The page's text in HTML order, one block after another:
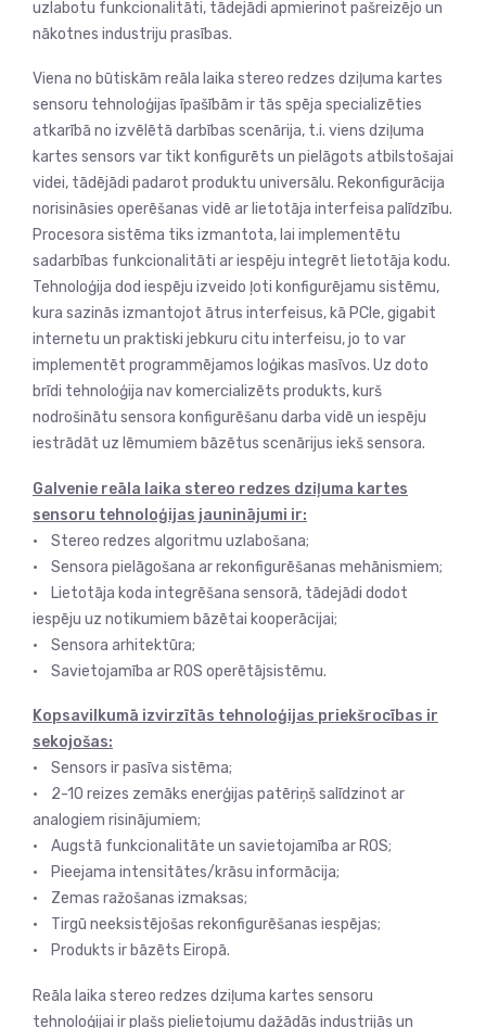
uzlabotu funkcionalitāti, tādejādi apmierinot pašreizējo un
nākotnes industriju prasības.
Viena no būtiskām reāla laika stereo redzes dziļuma kartes
sensoru tehnoloģijas īpašībām ir tās spēja specializēties
atkarībā no izvēlētā darbības scenārija, t.i. viens dziļuma
kartes sensors var tikt konfigurēts un pielāgots atbilstošajai
videi, tādējādi padarot produktu universālu. Rekonfigurācija
norisināsies operēšanas vidē ar lietotāja interfeisa palīdzību.
Procesora sistēma tiks izmantota, lai implementētu
sadarbības funkcionalitāti ar iespēju integrēt lietotāja kodu.
Tehnoloģija dod iespēju izveido ļoti konfigurējamu sistēmu,
kura sazinās izmantojot ātrus interfeisus, kā PCIe, gigabit
internetu un praktiski jebkuru citu interfeisu, jo to var
implementēt programmējamos loģikas masīvos. Uz doto
brīdi tehnoloģija nav komercializēts produkts, kurš
nodrošinātu sensora konfigurēšanu darba vidē un iespēju
iestrādāt uz lēmumiem bāzētus scenārijus iekš sensora.
Galvenie reāla laika stereo redzes dziļuma kartes
sensoru tehnoloģijas jauninājumi ir:
• Stereo redzes algoritmu uzlabošana;
• Sensora pielāgošana ar rekonfigurēšanas mehānismiem;
• Lietotāja koda integrēšana sensorā, tādejādi dodot
iespēju uz notikumiem bāzētai kooperācijai;
• Sensora arhitektūra;
• Savietojamība ar ROS operētājsistēmu.
Kopsavilkumā izvirzītās tehnoloģijas priekšrocības ir
sekojošas:
• Sensors ir pasīva sistēma;
• 2-10 reizes zemāks enerģijas patēriņš salīdzinot ar
analogiem risinājumiem;
• Augstā funkcionalitāte un savietojamība ar ROS;
• Pieejama intensitātes/krāsu informācija;
• Zemas ražošanas izmaksas;
• Tirgū neeksistējošas rekonfigurēšanas iespējas;
• Produkts ir bāzēts Eiropā.
Reāla laika stereo redzes dziļuma kartes sensoru
tehnoloģijai ir plašs pielietojumu dažādās industrijās un